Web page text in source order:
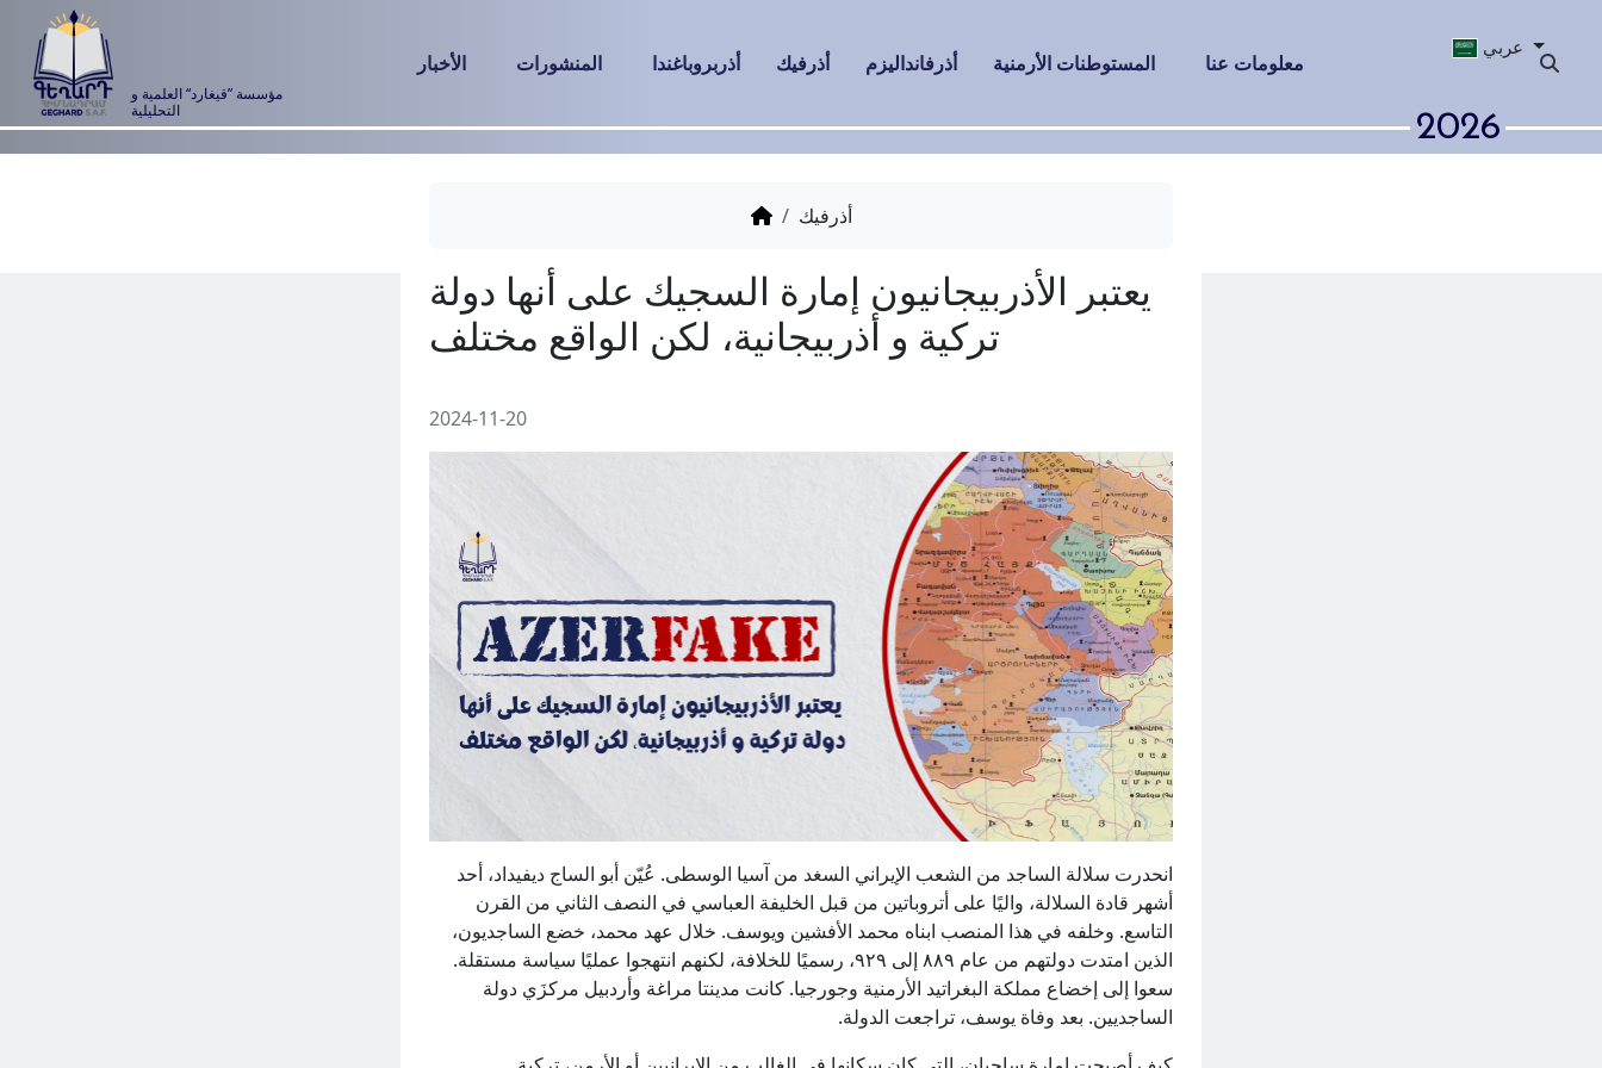
مؤسسة ”قيغارد“ العلمية و
التحليلية
الأخبار المنشورات أذربروباغندا أذرفيك أذرفانداليزم المستوطنات الأرمنية معلومات عنا
عربي
2026
أذرفيك
يعتبر الأذربيجانيون إمارة السجيك على أنها دولة
2024-11-20
انحدرت سلالة الساجد من الشعب الإيراني السغد من آسيا الوسطى. عُيّن أبو الساج ديفيداد، أحد
أشهر قادة السلالة، واليًا على أتروباتين من قبل الخليفة العباسي في النصف الثاني من القرن
التاسع. وخلفه في هذا المنصب ابناه محمد الأفشين ويوسف. خلال عهد محمد، خضع الساجديون،
الذين امتدت دولتهم من عام ٨٨٩ إلى ٩٢٩، رسميًا للخلافة، لكنهم انتهجوا عمليًا سياسة مستقلة.
سعوا إلى إخضاع مملكة البغراتيد الأرمنية وجورجيا. كانت مدينتا مراغة وأردبيل مركزَي دولة
الساجديين. بعد وفاة يوسف، تراجعت الدولة.